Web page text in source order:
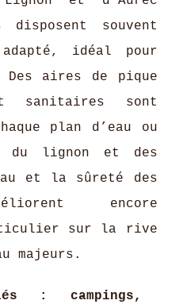
souvent
idéal pour
aires de pique
sanitaires sont
plan d’eau ou
du lignon et des
et la sûreté des
encore
sur la rive
majeurs.
: campings,